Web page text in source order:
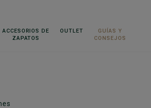
ACCESORIOS DE
ZAPATOS
OUTLET
GUÍAS Y
CONSEJOS